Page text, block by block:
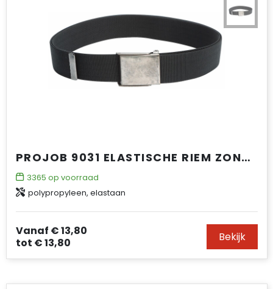
PROJOB 9031 ELASTISCHE RIEM ZONDER PROJOB LOGO
3365 op voorraad
polypropyleen, elastaan
Vanaf € 13,80
tot € 13,80 Bekijk